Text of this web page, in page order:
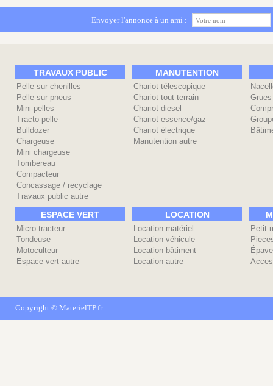
Envoyer l'annonce à un ami :
TRAVAUX PUBLIC
Pelle sur chenilles
Pelle sur pneus
Mini-pelles
Tracto-pelle
Bulldozer
Chargeuse
Mini chargeuse
Tombereau
Compacteur
Concassage / recyclage
Travaux public autre
MANUTENTION
Chariot télescopique
Chariot tout terrain
Chariot diesel
Chariot essence/gaz
Chariot électrique
Manutention autre
Grues
ESPACE VERT
Micro-tracteur
Tondeuse
Motoculteur
Espace vert autre
LOCATION
Location matériel
Location véhicule
Location bâtiment
Location autre
Petit
Épave
Copyright © MaterielTP.fr